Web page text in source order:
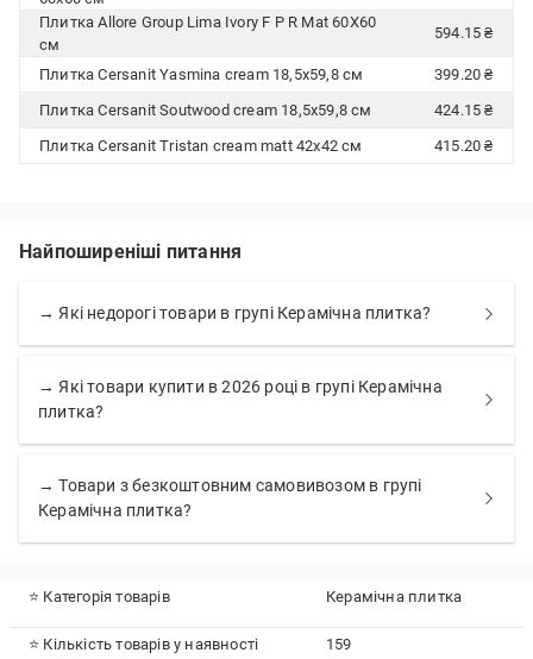
Плитка Allore Group Lima Ivory F P R Mat 60Х60
см
594.15 ₴
Плитка Cersanit Yasmina cream 18,5х59,8 см
399.20 ₴
Плитка Cersanit Soutwood cream 18,5x59,8 см
424.15 ₴
Плитка Cersanit Tristan cream matt 42x42 см
415.20 ₴
Найпоширеніші питання
→ Які недорогі товари в групі Керамічна плитка?
→ Які товари купити в 2026 році в групі Керамічна
плитка?
→ Товари з безкоштовним самовивозом в групі
Керамічна плитка?
⭐ Категорія товарів Керамічна плитка
⭐ Кількість товарів у наявності 159